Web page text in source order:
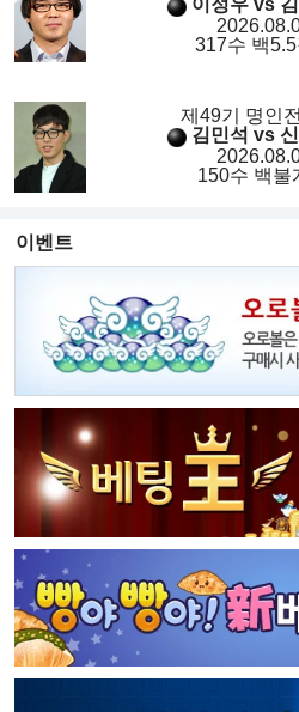
이정우 vs
317수 백
제49기 명인
김민석 vs 신
150수 백불
이벤트